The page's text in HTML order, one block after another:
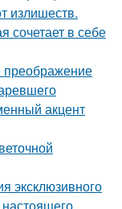
излишеств.
сочетает в себе
акцент
эксклюзивного